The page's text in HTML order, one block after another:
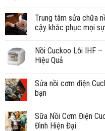
Trung tâm sửa chữa
cậy khắc phục mọi
Nồi Cuckoo Lỗi IHF –
Hiệu Quả
Sửa nồi cơm điện
bạn
Sữa Nồi Cơm Điện
Đình Hiện Đại